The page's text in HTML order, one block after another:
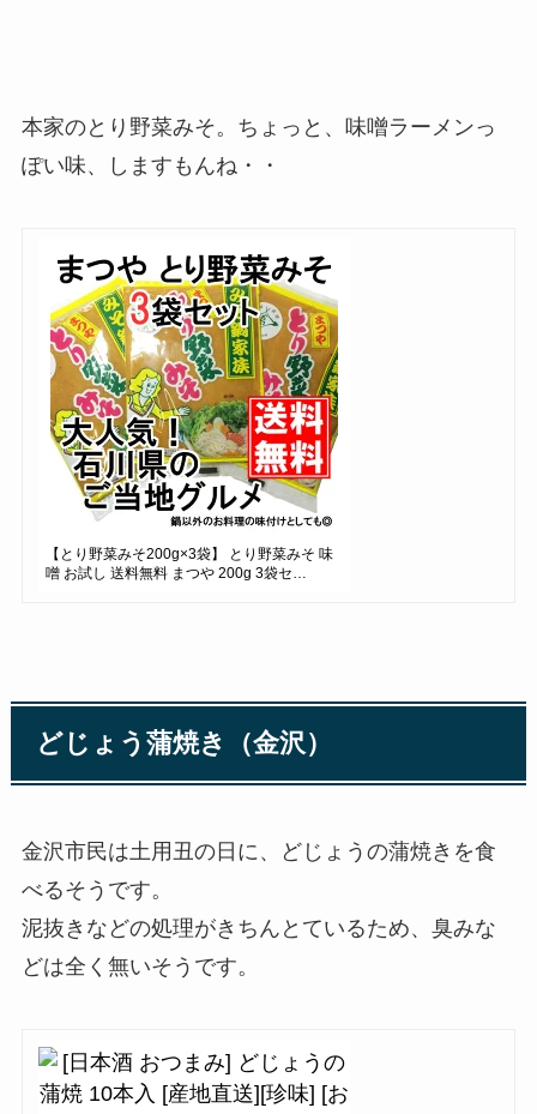
本家のとり野菜みそ。ちょっと、味噌ラーメンっ
ぽい味、しますもんね・・
【とり野菜みそ200g×3袋】 とり野菜みそ 味
噌 お試し 送料無料 まつや 200g 3袋セ…
どじょう蒲焼き（金沢）
金沢市民は土用丑の日に、どじょうの蒲焼きを食
べるそうです。
泥抜きなどの処理がきちんとているため、臭みな
どは全く無いそうです。